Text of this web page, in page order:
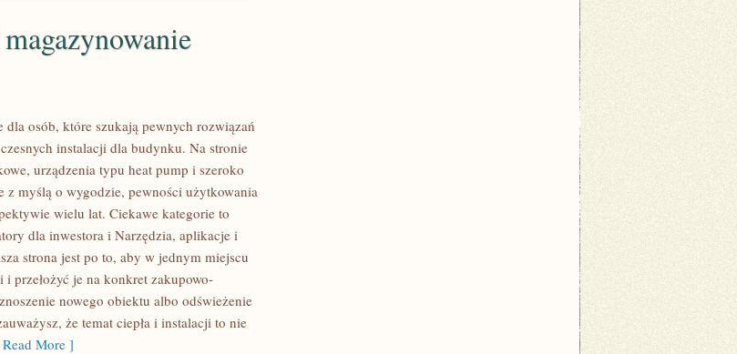
dla osób, które szukają pewnych rozwiązań
instalacji dla budynku. Na stronie
urządzenia typu heat pump i szeroko
z myślą o wygodzie, pewności użytkowania
wielu lat. Ciekawe kategorie to
dla inwestora i Narzędzia, aplikacje i
strona jest po to, aby w jednym miejscu
przełożyć je na konkret zakupowo-
nowego obiektu albo odświeżenie
że temat ciepła i instalacji to nie
More ]